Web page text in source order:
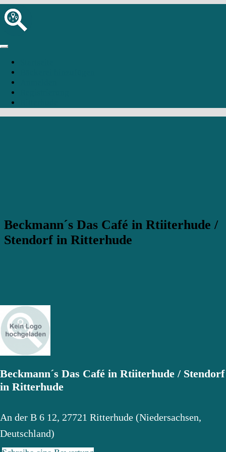
Beckmann´s Das Café in Rtiiterhude /
Stendorf in Ritterhude
Beckmann´s Das Café in Rtiiterhude / Stendorf
in Ritterhude
An der B 6 12, 27721 Ritterhude (Niedersachsen,
Deutschland)